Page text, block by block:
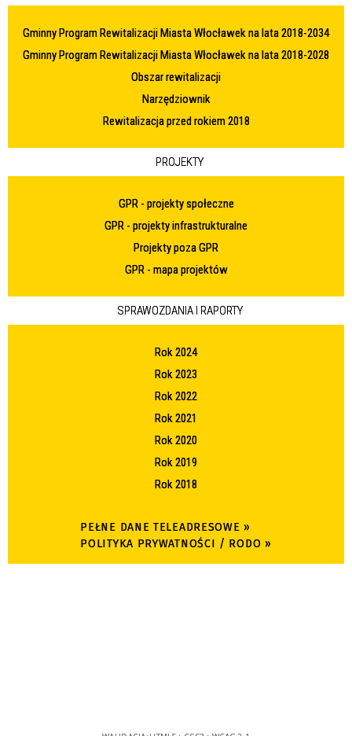
Gminny Program Rewitalizacji Miasta Włocławek na lata 2018-2034
Gminny Program Rewitalizacji Miasta Włocławek na lata 2018-2028
Obszar rewitalizacji
Narzędziownik
Rewitalizacja przed rokiem 2018
PROJEKTY
GPR - projekty społeczne
GPR - projekty infrastrukturalne
Projekty poza GPR
GPR - mapa projektów
SPRAWOZDANIA I RAPORTY
Rok 2024
Rok 2023
Rok 2022
Rok 2021
Rok 2020
Rok 2019
Rok 2018
PEŁNE DANE TELEADRESOWE »
POLITYKA PRYWATNOŚCI / RODO »